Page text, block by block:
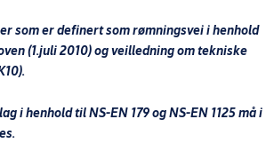
som er definert som rømningsvei i henhold
(1.juli 2010) og veilledning om tekniske
i henhold til NS-EN 179 og NS-EN 1125 må i